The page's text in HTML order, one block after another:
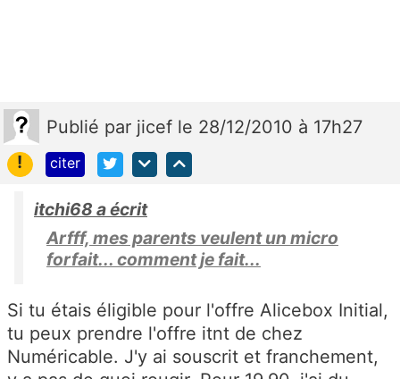
Publié par jicef le 28/12/2010 à 17h27
!
citer
itchi68 a écrit
Arfff, mes parents veulent un micro
forfait... comment je fait...
Si tu étais éligible pour l'offre Alicebox Initial,
tu peux prendre l'offre itnt de chez
Numéricable. J'y ai souscrit et franchement,